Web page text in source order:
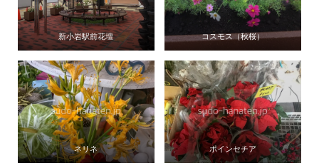
新小岩駅前花壇 コスモス（秋桜）
ネリネ ポインセチア